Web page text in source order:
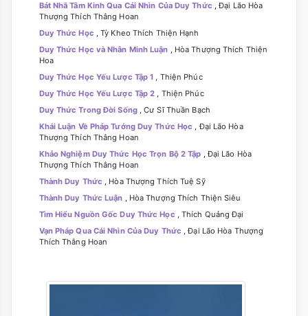
Bát Nhã Tâm Kinh Qua Cái Nhìn Của Duy Thức , Đại Lão Hòa
Thượng Thích Thắng Hoan
Duy Thức Học , Tỳ Kheo Thích Thiện Hạnh
Duy Thức Học và Nhân Minh Luận , Hòa Thượng Thích Thiện
Hoa
Duy Thức Học Yếu Lược Tập 1 , Thiện Phúc
Duy Thức Học Yếu Lược Tập 2 , Thiện Phúc
Duy Thức Trong Đời Sống , Cư Sĩ Thuần Bạch
Khái Luận Về Pháp Tướng Duy Thức Học , Đại Lão Hòa
Thượng Thích Thắng Hoan
Khảo Nghiệm Duy Thức Học Trọn Bộ 2 Tập , Đại Lão Hòa
Thượng Thích Thắng Hoan
Thành Duy Thức , Hòa Thượng Thích Tuệ Sỹ
Thành Duy Thức Luận , Hòa Thượng Thích Thiện Siêu
Tìm Hiểu Nguồn Gốc Duy Thức Học , Thích Quảng Đại
Vạn Pháp Qua Cái Nhìn Của Duy Thức , Đại Lão Hòa Thượng
Thích Thắng Hoan